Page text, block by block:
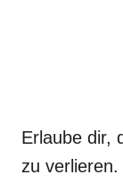
Erlaube dir,
zu